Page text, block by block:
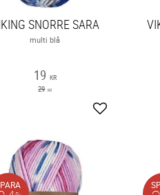
SNORRE SARA
multi blå
19 KR
29 KR
Lägg till i